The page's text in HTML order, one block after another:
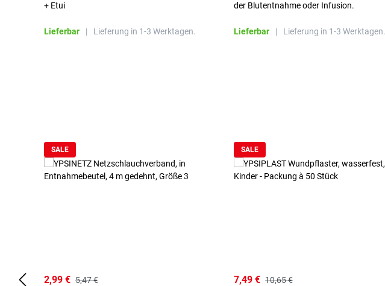
+ Etui
Lieferbar | Lieferung in 1-3 Werktagen.
der Blutentnahme oder Infusion.
Lieferbar | Lieferung in 1-3 Werktagen.
SALE
2,99 € 5,47 €
SALE
7,49 € 10,65 €